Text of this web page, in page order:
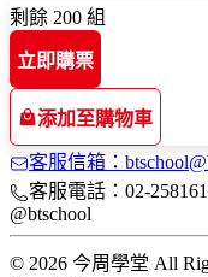
剩餘 200 組
立即購票
添加至購物車
客服信箱：
客服電話：02-
@btschool
© 2026 今周學堂 All